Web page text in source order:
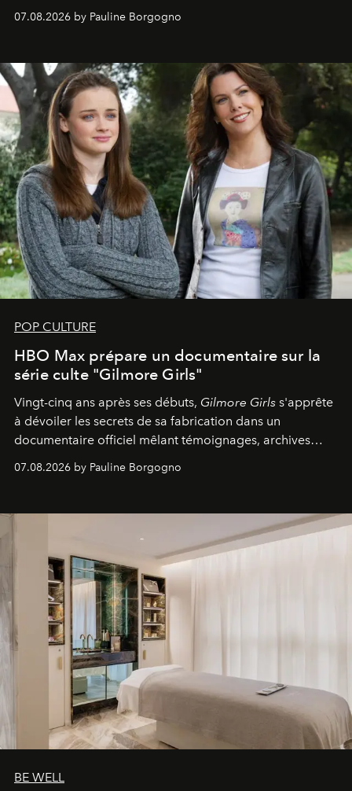
s'arrachent déjà.
07.08.2026 by Pauline Borgogno
POP CULTURE
HBO Max prépare un documentaire sur la
série culte "Gilmore Girls"
Vingt-cinq ans après ses débuts, Gilmore Girls s'apprête
à dévoiler les secrets de sa fabrication dans un
documentaire officiel mêlant témoignages, archives
inédites et plongée dans les coulisses d'un phénomène
générationnel.
07.08.2026 by Pauline Borgogno
BE WELL